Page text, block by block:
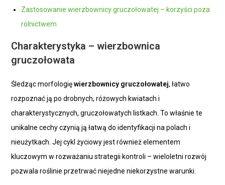
Zastosowanie wierzbownicy gruczołowatej – korzyści poza
rolnictwem
Charakterystyka – wierzbownica
gruczołowata
Śledząc morfologięwierzbownicy gruczołowatej, łatwo
rozpoznać ją po drobnych, różowych kwiatach i
charakterystycznych, gruczołowatych listkach. To właśnie te
unikalne cechy czynią ją łatwą do identyfikacji na polach i
nieużytkach. Jej cykl życiowy jest również elementem
kluczowym w rozważaniu strategii kontroli – wieloletni rozwój
pozwala roślinie przetrwać niejedne niekorzystne warunki.